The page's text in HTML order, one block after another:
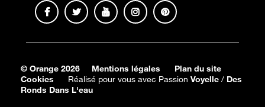
© Orange 2026 Mentions légales
Plan du site
Cookies
Réalisé pour vous avec Passion Voyelle / Des
Ronds Dans L'eau